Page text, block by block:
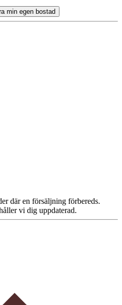
min egen bostad
där en försäljning förbereds.
vi dig uppdaterad.